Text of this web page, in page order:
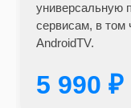
универсальную
сервисам, в том
AndroidTV.
5 990 ₽